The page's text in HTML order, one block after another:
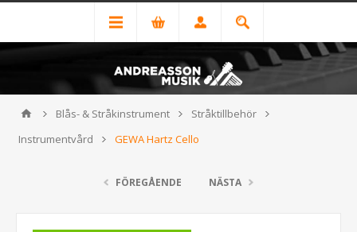
Blås- & Stråkinstrument
Stråktillbehör
Instrumentvård
GEWA Hartz Cello
FÖREGÅENDE NÄSTA